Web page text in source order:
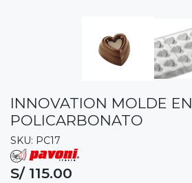
INNOVATION MOLDE EN
POLICARBONATO
SKU: PC17
S/ 115.00